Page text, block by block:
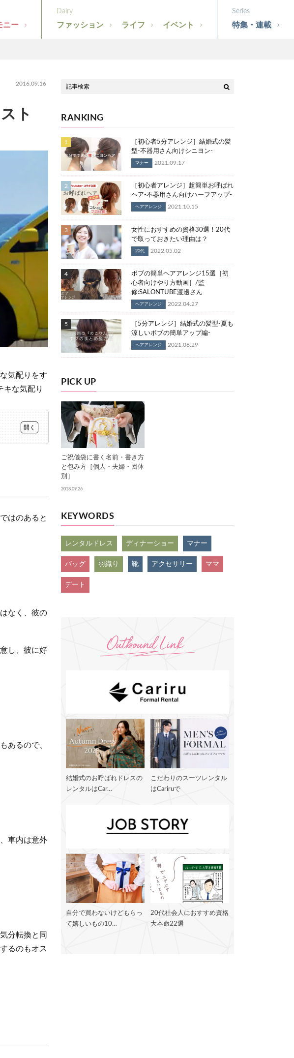
ニー ファッション ライフ イベント 特集・連載
2016.09.16
ト
気配りをす
な気配り
はのあると
なく、彼の
し、彼に好
あるので、
車内は意外
分転換と同
るのもオス
RANKING
［初心者5分アレンジ］結婚式の髪
型-不器用さん向けシニヨン-
マナー 2021.09.17
［初心者アレンジ］超簡単お呼ばれ
ヘア-不器用さん向けハーフアップ-
ヘアアレンジ 2021.10.15
女性におすすめの資格30選！20代
で取っておきたい理由は？
20代 2022.05.02
ボブの簡単ヘアアレンジ15選［初
心者向けやり方動画］/監
修:SALONTUBE渡邊さん
ヘアアレンジ 2022.04.27
［5分アレンジ］結婚式の髪型-夏も
涼しいボブの簡単アップ編-
ヘアアレンジ 2021.08.29
PICK UP
ご祝儀袋に書く名前・書き方
と包み方［個人・夫婦・団体
別］
2018.09.26
KEYWORDS
レンタルドレス ディナーショー マナー
バッグ 羽織り 靴 アクセサリー ママ
デート
結婚式のお呼ばれドレスの
レンタルはCar…
こだわりのスーツレンタル
はCariruで
自分で買わないけどもらっ
て嬉しいもの10…
20代社会人におすすめ資格
大本命22選